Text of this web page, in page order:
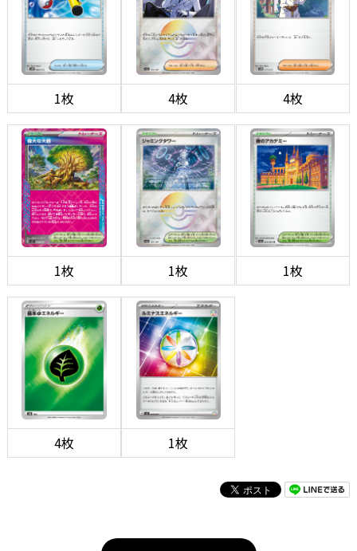
1枚 4枚 4枚
1枚 1枚 1枚
4枚 1枚